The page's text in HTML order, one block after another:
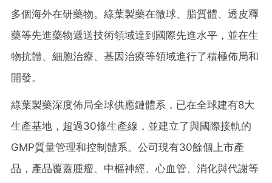
多個海外在研藥物。綠葉製藥在微球、脂質體、透皮釋
藥等先進藥物遞送技術領域達到國際先進水平，並在生
物抗體、細胞治療、基因治療等領域進行了積極佈局和
開發。
綠葉製藥深度佈局全球供應鏈體系，已在全球建有8大
生產基地，超過30條生產線，並建立了與國際接軌的
GMP質量管理和控制體系。公司現有30餘個上市產
品，產品覆蓋腫瘤、中樞神經、心血管、消化與代謝等